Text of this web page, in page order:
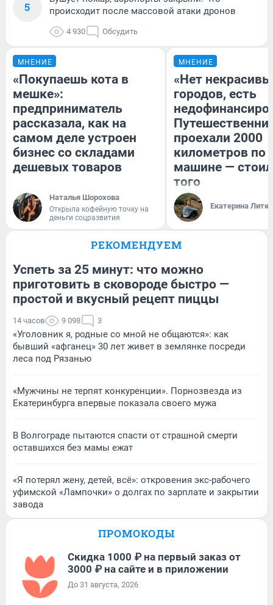
5
происходит после массовой атаки дронов
4 930 Обсудить
МНЕНИЕ
«Покупаешь кота в
мешке»:
предприниматель
рассказала, как на
самом деле устроен
бизнес со складами
дешевых товаров
Наталья Шорохова
Открыла кофейную точку на
деньги соцразвития
МНЕНИЕ
«Нет
городов, есть
проехали 2000
километров по
машине —
того
Екатерина
РЕКОМЕНДУЕМ
Успеть за 25 минут: что можно
приготовить в сковороде быстро —
простой и вкусный рецепт пиццы
14 часов 9 098 3
«Уголовник я, родные со мной не общаются»: как
бывший «афганец» 30 лет живет в землянке посреди
леса под Рязанью
«Мужчины не терпят конкуренции». Порнозвезда из
Екатеринбурга впервые показала своего мужа
В Волгограде пытаются спасти от страшной смерти
оставшихся без мамы ежат
«Я потерял жену, детей, всё»: откровения экс-рабочего
уфимской «Лампочки» о долгах по зарплате и закрытии
завода
ПРОМОКОДЫ
Скидка 1000 ₽ на первый заказ от
3000 ₽ на сайте и в приложении
До 31 августа, 2026